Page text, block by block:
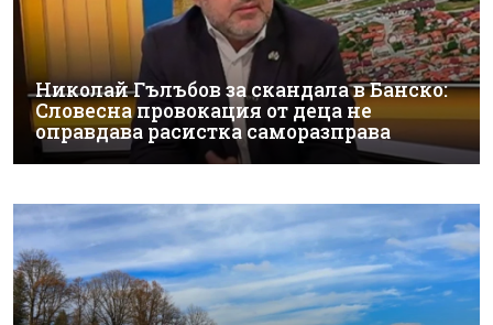
Николай Гълъбов за скандала в Банско:
Словесна провокация от деца не
оправдава расистка саморазправа